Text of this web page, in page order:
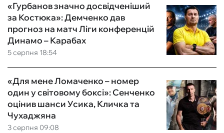
5 серпня 18:54
«Гурбанов значно досвідченіший
за Костюка»: Демченко дав
прогноз на матч Ліги конференцій
Динамо – Карабах
3 серпня 09:08
«Для мене Ломаченко – номер
один у світовому боксі»: Сенченко
оцінив шанси Усика, Кличка та
Чухаджяна